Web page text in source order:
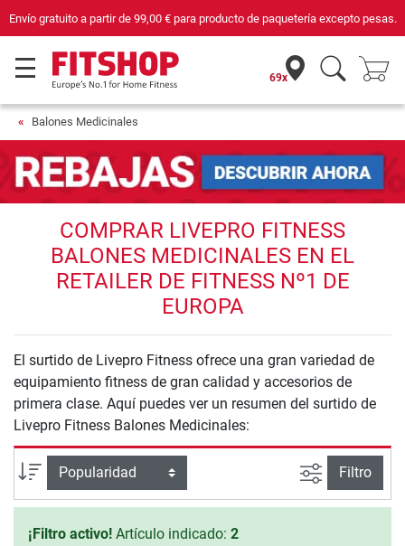
Envío gratuito a partir de 99,00 €para producto de paquetería excepto pesas.
69x
Balones Medicinales
COMPRAR LIVEPRO FITNESS
BALONES MEDICINALES EN EL
RETAILER DE FITNESS Nº1 DE
EUROPA
El surtido de Livepro Fitness ofrece una gran variedad de
equipamiento fitness de gran calidad y accesorios de
primera clase. Aquí puedes ver un resumen del surtido de
Livepro Fitness Balones Medicinales:
Ordenar por Busqueda
Filtro
¡Filtro activo! Artículo indicado: 2